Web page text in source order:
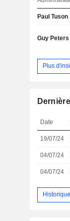
Paul Tuson
Guy Peters
Plus
Date
19/07/24
04/07/24
04/07/24